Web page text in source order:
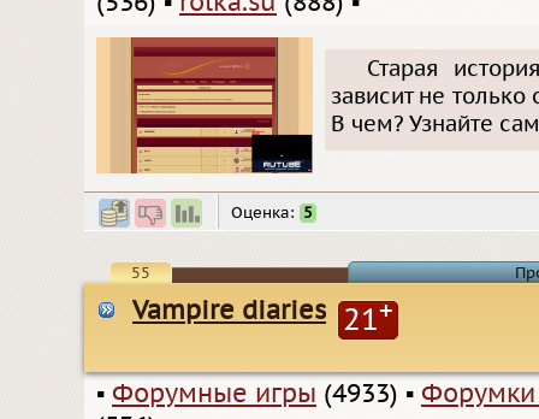
Старая
зависит не
В чем? Узнайте
Оценка: 5
55
Vampire diaries 21+
▪ Форумные игры (4933) ▪